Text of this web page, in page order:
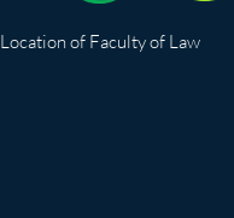
Location of Faculty of Law